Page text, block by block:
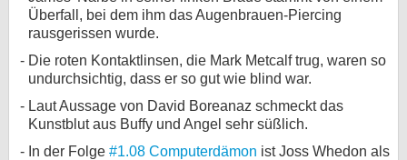
Überfall, bei dem ihm das Augenbrauen-Piercing
rausgerissen wurde.
Die roten Kontaktlinsen, die Mark Metcalf trug, waren so
undurchsichtig, dass er so gut wie blind war.
Laut Aussage von David Boreanaz schmeckt das
Kunstblut aus Buffy und Angel sehr süßlich.
In der Folge #1.08 Computerdämon ist Joss Whedon als